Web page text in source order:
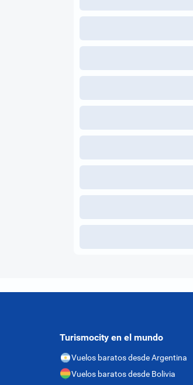
Turismocity en el mundo
Vuelos baratos desde Argentina
Vuelos baratos desde Bolivia